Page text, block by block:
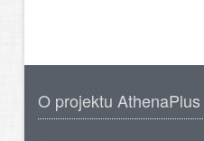
O projektu AthenaPlus